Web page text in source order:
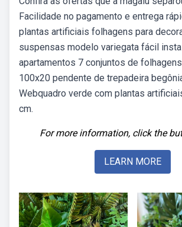
Facilidade no pagamento e entrega
plantas artificiais folhagens para
suspensas modelo variegata fácil
apartamentos 7 conjuntos de
100x20 pendente de trepadeira
Webquadro verde com plantas
cm.
For more information, click the
LEARN MORE